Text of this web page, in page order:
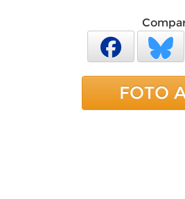
FOTO